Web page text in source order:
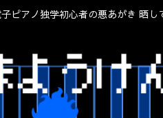
ピアノ独学初心者の悪あがき 晒し